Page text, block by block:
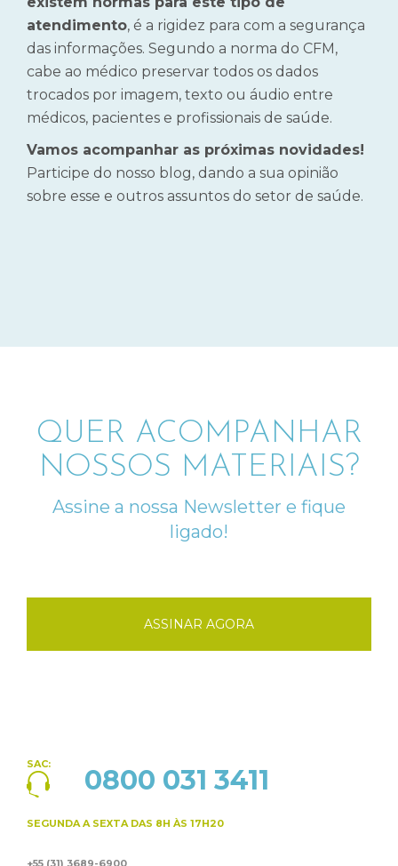
atendimento, é a rigidez para com a segurança
das informações. Segundo a norma do CFM,
cabe ao médico preservar todos os dados
trocados por imagem, texto ou áudio entre
médicos, pacientes e profissionais de saúde.
Vamos acompanhar as próximas novidades!
Participe do nosso blog, dando a sua opinião
sobre esse e outros assuntos do setor de saúde.
QUER ACOMPANHAR
NOSSOS MATERIAIS?
Assine a nossa Newsletter e fique
ligado!
ASSINAR AGORA
SAC: 0800 031 3411
SEGUNDA A SEXTA DAS 8H ÀS 17H20
+55 (31) 3689-6900